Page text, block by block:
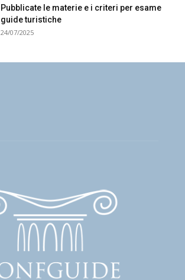
Pubblicate le materie e i criteri per esame
guide turistiche
24/07/2025